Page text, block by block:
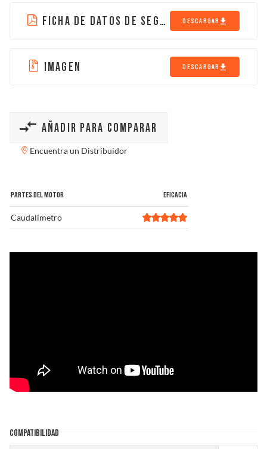
Encuentra un Distribuidor
FICHA DE DATOS DE SEGURIDAD DESCARGAR
IMAGEN DESCARGAR
AÑADIR PARA COMPARAR
Encuentra un Distribuidor
PARTES DEL MOTOR EFICACIA
Caudalímetro
COMPATIBILIDAD